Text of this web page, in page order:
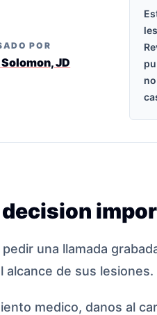
POR
JD
decision
una llamada
alcance de sus lesiones.
medico, danos al